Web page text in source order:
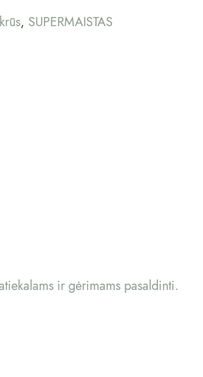
, SUPERMAISTAS
ir gėrimams pasaldinti.